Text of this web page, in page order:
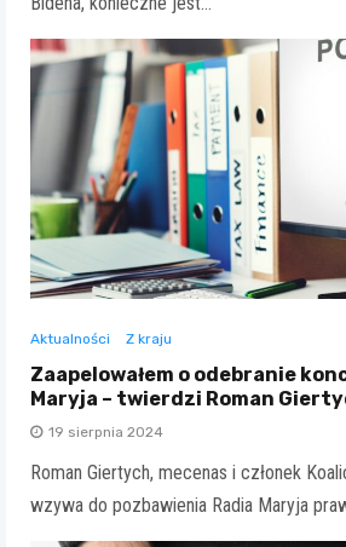
Aktualności Z kraju
Zaapelowałem o odebranie
Maryja – twierdzi Roman
19 sierpnia 2024
Roman Giertych, mecenas i członek
wzywa do pozbawienia Radia Maryja